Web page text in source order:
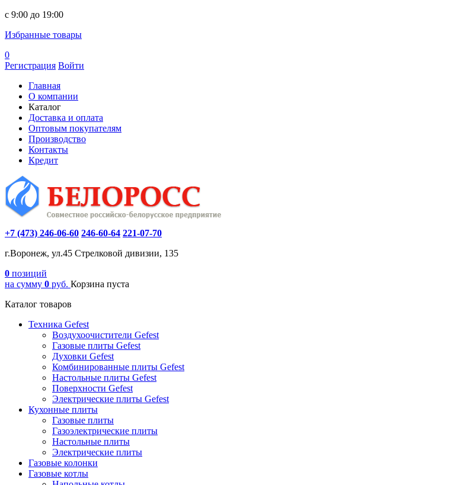
c 9:00 до 19:00
Избранные товары
0
Регистрация Войти
Главная
О компании
Каталог
Доставка и оплата
Оптовым покупателям
Производство
Контакты
Кредит
+7 (473) 246-06-60 246-60-64 221-07-70
г.Воронеж, ул.45 Стрелковой дивизии, 135
0 позиций
на сумму 0 руб. Корзина пуста
Каталог товаров
Техника Gefest
Воздухоочистители Gefest
Газовые плиты Gefest
Духовки Gefest
Комбинированные плиты Gefest
Настольные плиты Gefest
Поверхности Gefest
Электрические плиты Gefest
Кухонные плиты
Газовые плиты
Газоэлектрические плиты
Настольные плиты
Электрические плиты
Газовые колонки
Газовые котлы